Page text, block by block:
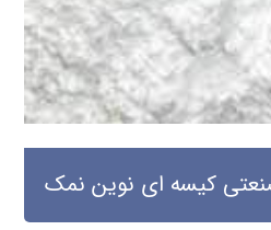
کیسه ای نوین نمک